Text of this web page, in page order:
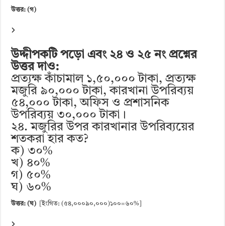
উত্তর: (গ)
উদ্দীপকটি পড়ো এবং ২৪ ও ২৫ নং প্রশ্নের
উত্তর দাও:
প্রত্যক্ষ কাঁচামাল ১,৫০,০০০ টাকা, প্রত্যক্ষ
মজুরি ৯০,০০০ টাকা, কারখানা উপরিব্যয়
৫৪,০০০ টাকা, অফিস ও প্রশাসনিক
উপরিব্যয় ৩০,০০০ টাকা।
২৪. মজুরির উপর কারখানার উপরিব্যয়ের
শতকরা হার কত?
ক) ৩০%
খ) ৪০%
গ) ৫০%
ঘ) ৬০%
উত্তর: (ঘ) [ইংগিত: (৫৪,০০০৯০,০০০)১০০=৬০%]